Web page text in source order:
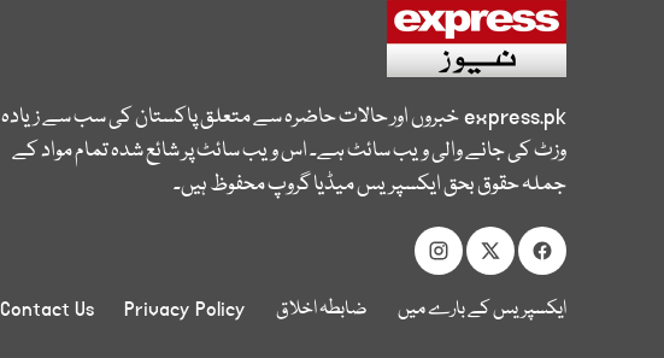
express.pkخبروں اور حالات حاضرہ سے متعلق پاکستان کی سب سے زیادہ
وزٹ کی جانے والی ویب سائٹ ہے۔ اس ویب سائٹ پر شائع شدہ تمام مواد کے
جملہ حقوق بحق ایکسپریس میڈیا گروپ محفوظ ہیں۔
ایکسپریس کے بارے میں ضابطہ اخلاق Privacy Policy
Contact Us